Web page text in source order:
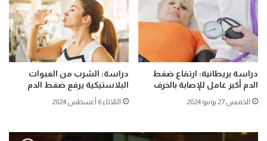
دراسة بريطانية: ارتفاع ضغط
الدم أكبر عامل للإصابة بالخرف
الخميس 27 يونيو 2024
دراسة: الشرب من العبوات
البلاستيكية يرفع ضغط الدم
الثلاثاء 6 أغسطس 2024